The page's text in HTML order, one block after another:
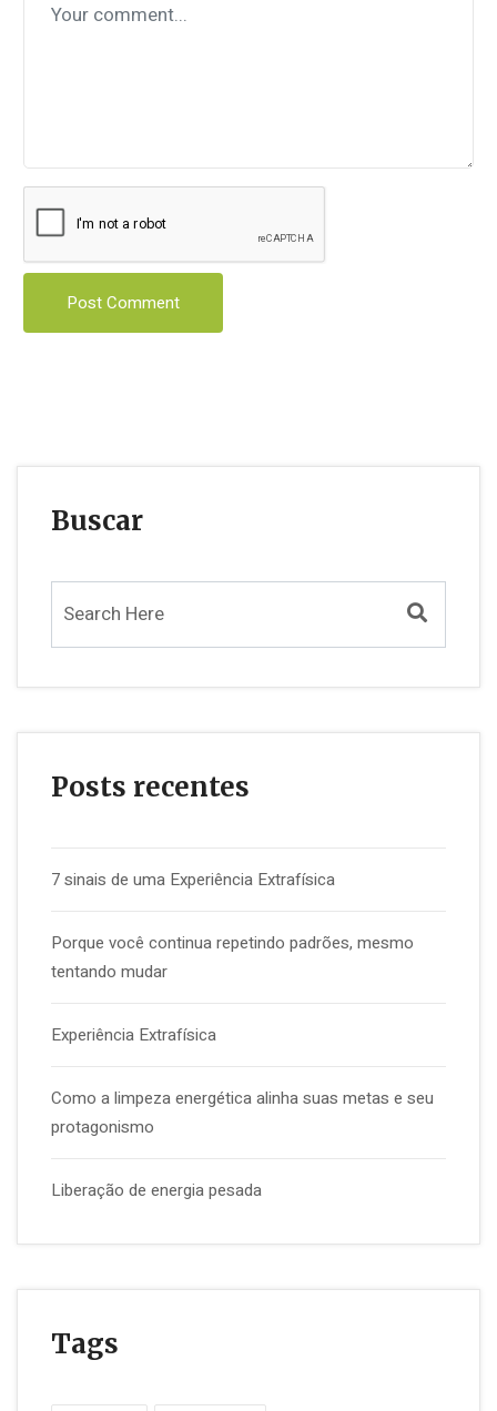
Post Comment
Buscar
Posts recentes
7 sinais de uma Experiência Extrafísica
Porque você continua repetindo padrões, mesmo
tentando mudar
Experiência Extrafísica
Como a limpeza energética alinha suas metas e seu
protagonismo
Liberação de energia pesada
Tags